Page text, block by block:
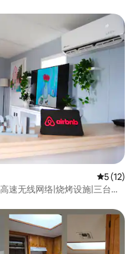
平均评分
5 (12)
速无线网络|烧烤设施|三台电